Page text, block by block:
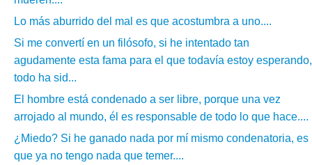
Lo más aburrido del mal es que acostumbra a uno....
Si me convertí en un filósofo, si he intentado tan
agudamente esta fama para el que todavía estoy esperando,
todo ha sid...
El hombre está condenado a ser libre, porque una vez
arrojado al mundo, él es responsable de todo lo que hace....
¿Miedo? Si he ganado nada por mí mismo condenatoria, es
que ya no tengo nada que temer....